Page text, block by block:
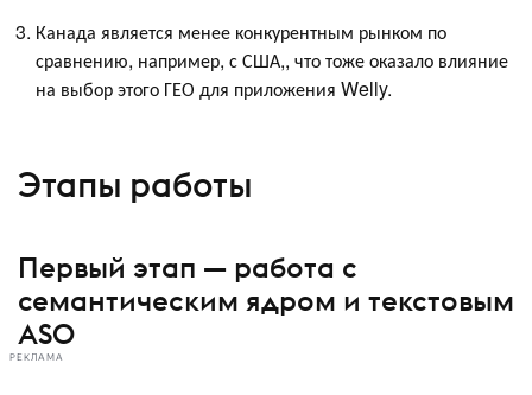
Канада является менее конкурентным рынком по
сравнению, например, с США,, что тоже оказало влияние
на выбор этого ГЕО для приложения Welly.
Этапы работы
Первый этап — работа с
семантическим ядром и текстовым
ASO
РЕКЛАМА